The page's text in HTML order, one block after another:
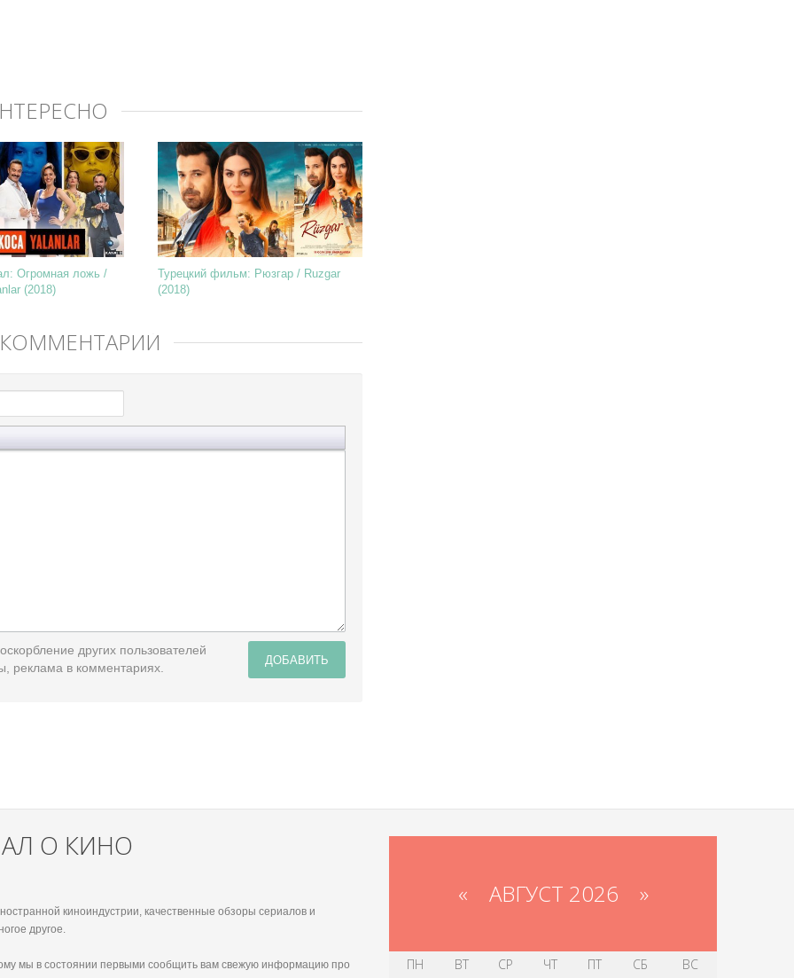
Огромная ложь /
(2018)
Турецкий фильм: Рюзгар / Ruzgar
(2018)
ДОБАВИТЬ
других пользователей
реклама в комментариях.
О КИНО
киноиндустрии, качественные обзоры сериалов и
другое.
мы в состоянии первыми сообщить вам свежую информацию про
« АВГУСТ 2026 »
ПН ВТ СР ЧТ ПТ СБ ВС